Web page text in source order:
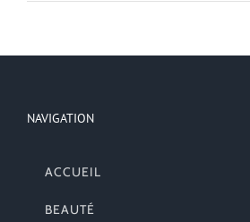
NAVIGATION
ACCUEIL
BEAUTÉ